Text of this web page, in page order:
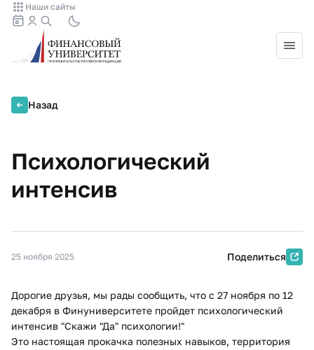
Наши сайты
Назад
Психологический
интенсив
25 ноября 2025 Поделиться
Дорогие друзья, мы рады сообщить, что с 27 ноября по 12
декабря в Финуниверситете пройдет психологический
интенсив "Скажи "Да" психологии!"
Это настоящая прокачка полезных навыков, территория